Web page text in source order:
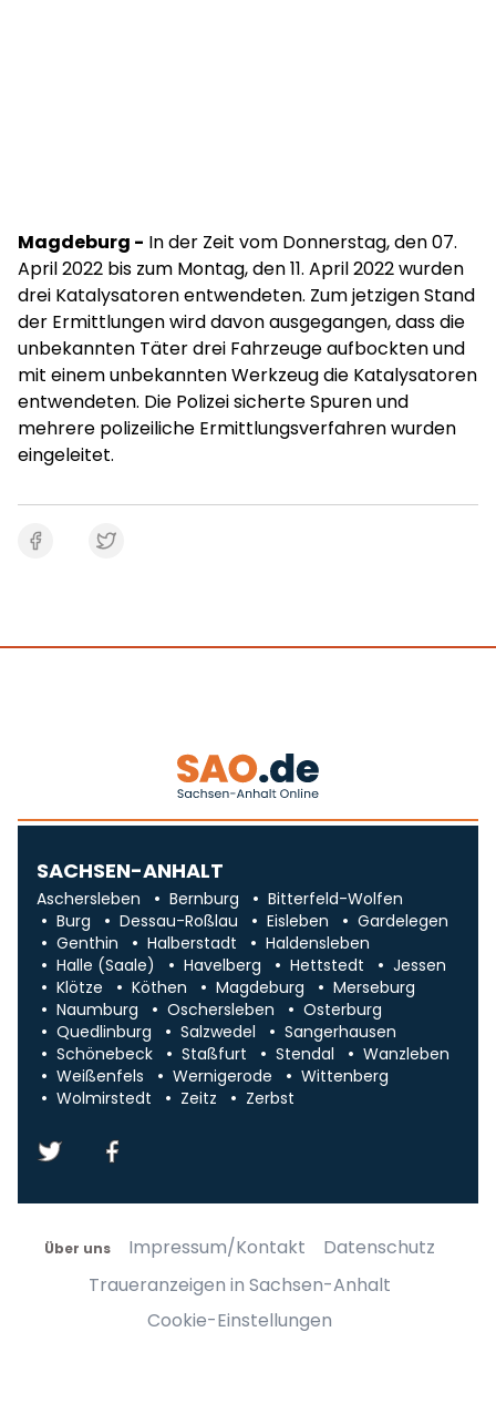
Magdeburg - In der Zeit vom Donnerstag, den 07.
April 2022 bis zum Montag, den 11. April 2022 wurden
drei Katalysatoren entwendeten. Zum jetzigen Stand
der Ermittlungen wird davon ausgegangen, dass die
unbekannten Täter drei Fahrzeuge aufbockten und
mit einem unbekannten Werkzeug die Katalysatoren
entwendeten. Die Polizei sicherte Spuren und
mehrere polizeiliche Ermittlungsverfahren wurden
eingeleitet.
SACHSEN-ANHALT
Aschersleben Bernburg
Bitterfeld-Wolfen
Burg
Dessau-Roßlau Eisleben
Gardelegen
Genthin
Halberstadt
Haldensleben
Halle (Saale)
Havelberg Hettstedt
Jessen
Klötze
Köthen Magdeburg
Merseburg
Naumburg
Oschersleben
Osterburg
Quedlinburg
Salzwedel
Sangerhausen
Schönebeck
Staßfurt Stendal
Wanzleben
Weißenfels
Wernigerode
Wittenberg
Wolmirstedt
Zeitz Zerbst
Über uns Impressum/Kontakt
Datenschutz
Traueranzeigen in Sachsen-Anhalt
Cookie-Einstellungen